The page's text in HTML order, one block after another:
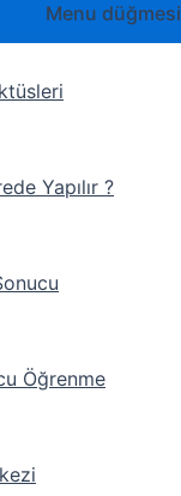
Menu düğmesi
Yapılır ?
Öğrenme